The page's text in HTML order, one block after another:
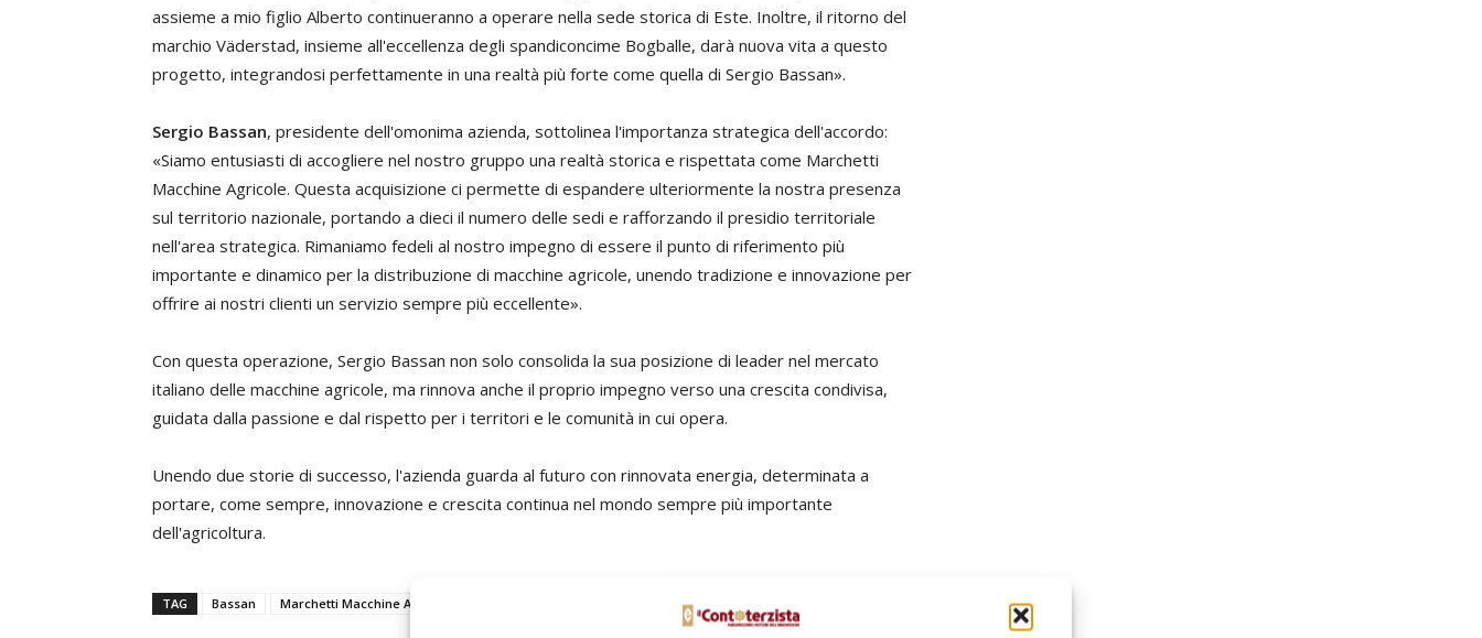
assieme a mio figlio Alberto continueranno a operare nella sede storica di Este. Inoltre, il ritorno del
marchio Väderstad, insieme all'eccellenza degli spandiconcime Bogballe, darà nuova vita a questo
progetto, integrandosi perfettamente in una realtà più forte come quella di Sergio Bassan».
Sergio Bassan, presidente dell'omonima azienda, sottolinea l'importanza strategica dell'accordo:
«Siamo entusiasti di accogliere nel nostro gruppo una realtà storica e rispettata come Marchetti
Macchine Agricole. Questa acquisizione ci permette di espandere ulteriormente la nostra presenza
sul territorio nazionale, portando a dieci il numero delle sedi e rafforzando il presidio territoriale
nell'area strategica. Rimaniamo fedeli al nostro impegno di essere il punto di riferimento più
importante e dinamico per la distribuzione di macchine agricole, unendo tradizione e innovazione per
offrire ai nostri clienti un servizio sempre più eccellente».
Con questa operazione, Sergio Bassan non solo consolida la sua posizione di leader nel mercato
italiano delle macchine agricole, ma rinnova anche il proprio impegno verso una crescita condivisa,
guidata dalla passione e dal rispetto per i territori e le comunità in cui opera.
Unendo due storie di successo, l'azienda guarda al futuro con rinnovata energia, determinata a
portare, come sempre, innovazione e crescita continua nel mondo sempre più importante
dell'agricoltura.
TAG Bassan Marchetti Macchine Agricole